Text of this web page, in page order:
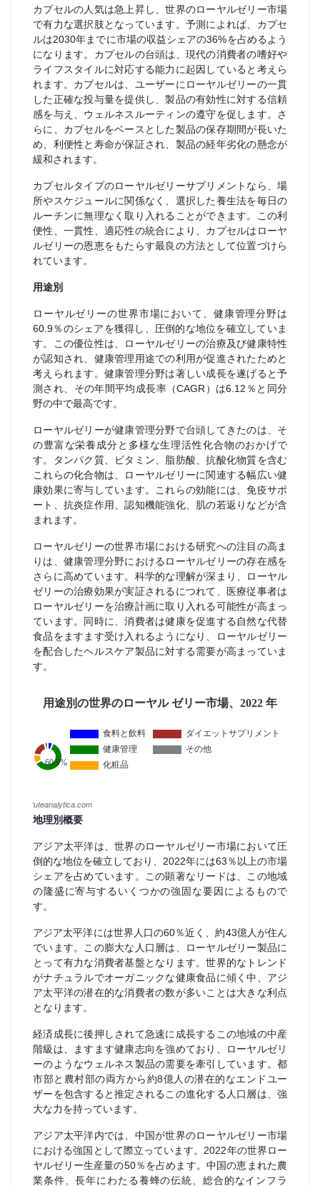
カプセルの人気は急上昇し、世界のローヤルゼリー市場
で有力な選択肢となっています。予測によれば、カプセ
ルは2030年までに市場の収益シェアの36%を占めるよう
になります。カプセルの台頭は、現代の消費者の嗜好や
ライフスタイルに対応する能力に起因していると考えら
れます。カプセルは、ユーザーにローヤルゼリーの一貫
した正確な投与量を提供し、製品の有効性に対する信頼
感を与え、ウェルネスルーティンの遵守を促します。さ
らに、カプセルをベースとした製品の保存期間が長いた
め、利便性と寿命が保証され、製品の経年劣化の懸念が
緩和されます。
カプセルタイプのローヤルゼリーサプリメントなら、場
所やスケジュールに関係なく、選択した養生法を毎日の
ルーチンに無理なく取り入れることができます。この利
便性、一貫性、適応性の統合により、カプセルはローヤ
ルゼリーの恩恵をもたらす最良の方法として位置づけら
れています。
用途別
ローヤルゼリーの世界市場において、健康管理分野は
60.9％のシェアを獲得し、圧倒的な地位を確立していま
す。この優位性は、ローヤルゼリーの治療及び健康特性
が認知され、健康管理用途での利用が促進されたためと
考えられます。健康管理分野は著しい成長を遂げると予
測され、その年間平均成長率（CAGR）は6.12％と同分
野の中で最高です。
ローヤルゼリーが健康管理分野で台頭してきたのは、そ
の豊富な栄養成分と多様な生理活性化合物のおかげで
す。タンパク質、ビタミン、脂肪酸、抗酸化物質を含む
これらの化合物は、ローヤルゼリーに関連する幅広い健
康効果に寄与しています。これらの効能には、免疫サポ
ート、抗炎症作用、認知機能強化、肌の若返りなどが含
まれます。
ローヤルゼリーの世界市場における研究への注目の高ま
りは、健康管理分野におけるローヤルゼリーの存在感を
さらに高めています。科学的な理解が深まり、ローヤル
ゼリーの治療効果が実証されるにつれて、医療従事者は
ローヤルゼリーを治療計画に取り入れる可能性が高まっ
ています。同時に、消費者は健康を促進する自然な代替
食品をますます受け入れるようになり、ローヤルゼリー
を配合したヘルスケア製品に対する需要が高まっていま
す。
地理別概要
アジア太平洋は、世界のローヤルゼリー市場において圧
倒的な地位を確立しており、2022年には63％以上の市場
シェアを占めています。この顕著なリードは、この地域
の隆盛に寄与するいくつかの強固な要因によるもので
す。
アジア太平洋には世界人口の60％近く、約43億人が住ん
でいます。この膨大な人口層は、ローヤルゼリー製品に
とって有力な消費者基盤となります。世界的なトレンド
がナチュラルでオーガニックな健康食品に傾く中、アジ
ア太平洋の潜在的な消費者の数が多いことは大きな利点
となります。
経済成長に後押しされて急速に成長するこの地域の中産
階級は、ますます健康志向を強めており、ローヤルゼリ
ーのようなウェルネス製品の需要を牽引しています。都
市部と農村部の両方から約8億人の潜在的なエンドユー
ザーを包含すると推定されるこの進化する人口層は、強
大な力を持っています。
アジア太平洋内では、中国が世界のローヤルゼリー市場
における強国として際立っています。2022年の世界ロー
ヤルゼリー生産量の50％を占めます。中国の恵まれた農
業条件、長年にわたる養蜂の伝統、総合的なインフラ